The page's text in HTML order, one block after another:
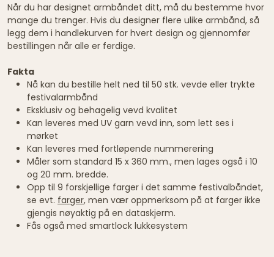
Når du har designet armbåndet ditt, må du bestemme hvor
mange du trenger. Hvis du designer flere ulike armbånd, så
legg dem i handlekurven for hvert design og gjennomfør
bestillingen når alle er ferdige.
Fakta
Nå kan du bestille helt ned til 50 stk. vevde eller trykte
festivalarmbånd
Eksklusiv og behagelig vevd kvalitet
Kan leveres med UV garn vevd inn, som lett ses i
mørket
Kan leveres med fortløpende nummerering
Måler som standard 15 x 360 mm., men lages også i 10
og 20 mm. bredde.
Opp til 9 forskjellige farger i det samme festivalbåndet,
se evt. farger, men vær oppmerksom på at farger ikke
gjengis nøyaktig på en dataskjerm.
Fås også med smartlock lukkesystem